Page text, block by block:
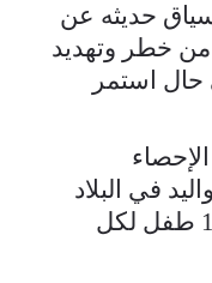
حديثه عن
من خطر وتهديد
استمر
في البلاد
في عام 2023 انخفض إلى 1.51 طفل لكل